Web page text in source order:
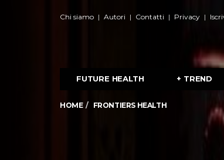
Chi siamo Autori Contatti Privacy
FUTURE HEALTH + TREND
HOME FRONTIERS HEALTH